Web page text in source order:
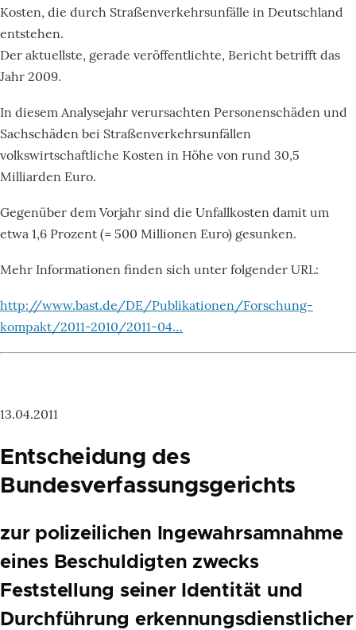
Kosten, die durch Straßenverkehrsunfälle in Deutschland
entstehen.
Der aktuellste, gerade veröffentlichte, Bericht betrifft das
Jahr 2009.
In diesem Analysejahr verursachten Personenschäden und
Sachschäden bei Straßenverkehrsunfällen
volkswirtschaftliche Kosten in Höhe von rund 30,5
Milliarden Euro.
Gegenüber dem Vorjahr sind die Unfallkosten damit um
etwa 1,6 Prozent (= 500 Millionen Euro) gesunken.
Mehr Informationen finden sich unter folgender URL:
http://www.bast.de/DE/Publikationen/Forschung-
kompakt/2011-2010/2011-04…
13.04.2011
Entscheidung des
Bundesverfassungsgerichts
zur polizeilichen Ingewahrsamnahme
eines Beschuldigten zwecks
Feststellung seiner Identität und
Durchführung erkennungsdienstlicher